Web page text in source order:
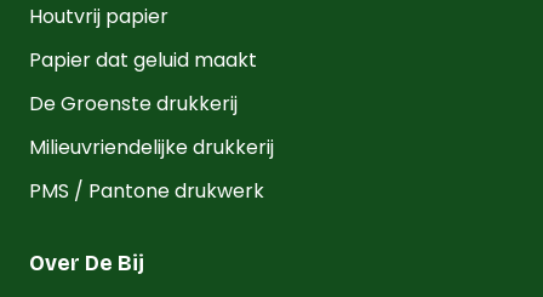
Houtvrij papier
Papier dat geluid maakt
De Groenste drukkerij
Milieuvriendelijke drukkerij
PMS / Pantone drukwerk
Over De Bij